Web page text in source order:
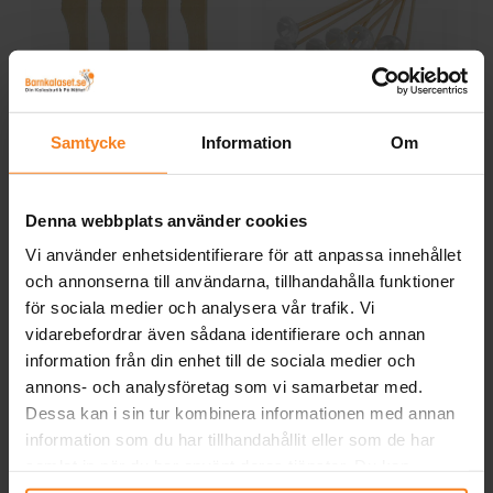
Samtycke Information Om
Denna webbplats använder cookies
Vi använder enhetsidentifierare för att anpassa innehållet
och annonserna till användarna, tillhandahålla funktioner
för sociala medier och analysera vår trafik. Vi
vidarebefordrar även sådana identifierare och annan
information från din enhet till de sociala medier och
annons- och analysföretag som vi samarbetar med.
Dessa kan i sin tur kombinera informationen med annan
information som du har tillhandahållit eller som de har
Träknivar 8-pack
KÖP
Ballongpinnar av
KÖP
Andra köpte även